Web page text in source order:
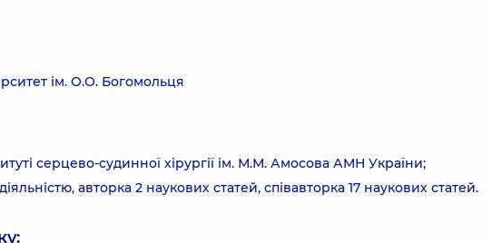
ім. О.О. Богомольця
серцево-судинної хірургії ім. М.М. Амосова АМН України;
авторка 2 наукових статей, співавторка 17 наукових статей.